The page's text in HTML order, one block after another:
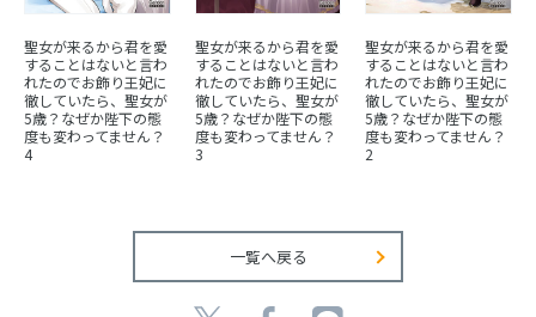
聖女が来るから君を愛
することはないと言わ
れたのでお飾り王妃に
徹していたら、聖女が
5歳？なぜか陛下の態
度も変わってません？
4
聖女が来るから君を愛
することはないと言わ
れたのでお飾り王妃に
徹していたら、聖女が
5歳？なぜか陛下の態
度も変わってません？
3
聖女が来るから君を愛
することはないと言わ
れたのでお飾り王妃に
徹していたら、聖女が
5歳？なぜか陛下の態
度も変わってません？
2
一覧へ戻る